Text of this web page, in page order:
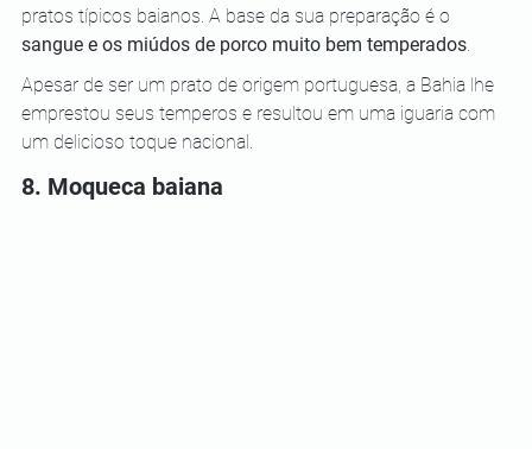
pratos típicos baianos. A base da sua preparação é o
sangue e os miúdos de porco muito bem temperados.
Apesar de ser um prato de origem portuguesa, a Bahia lhe
emprestou seus temperos e resultou em uma iguaria com
um delicioso toque nacional.
8. Moqueca baiana